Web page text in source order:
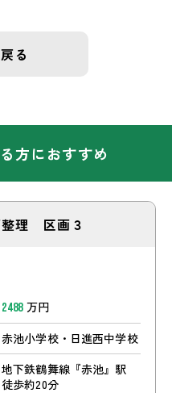
る
方におすすめ
整理 区画３
2488 万円
赤池小学校・日進西中学校
地下鉄鶴舞線『赤池』駅
徒歩約20分